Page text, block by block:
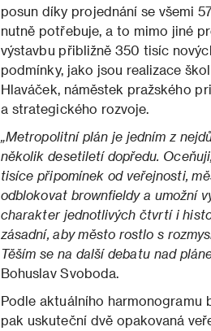
posun díky projednání se všemi
nutně potřebuje, a to mimo jiné
výstavbu přibližně 350 tisíc
podmínky, jako jsou realizace
Hlaváček, náměstek pražského
a strategického rozvoje.
„Metropolitní plán je jedním z
několik desetiletí dopředu.
tisíce připomínek od veřejnosti,
odblokovat brownfieldy a umožní
charakter jednotlivých čtvrtí i
zásadní, aby město rostlo s
Těším se na další debatu nad
Bohuslav Svoboda.
Podle aktuálního harmonogramu
pak uskuteční dvě opakovaná